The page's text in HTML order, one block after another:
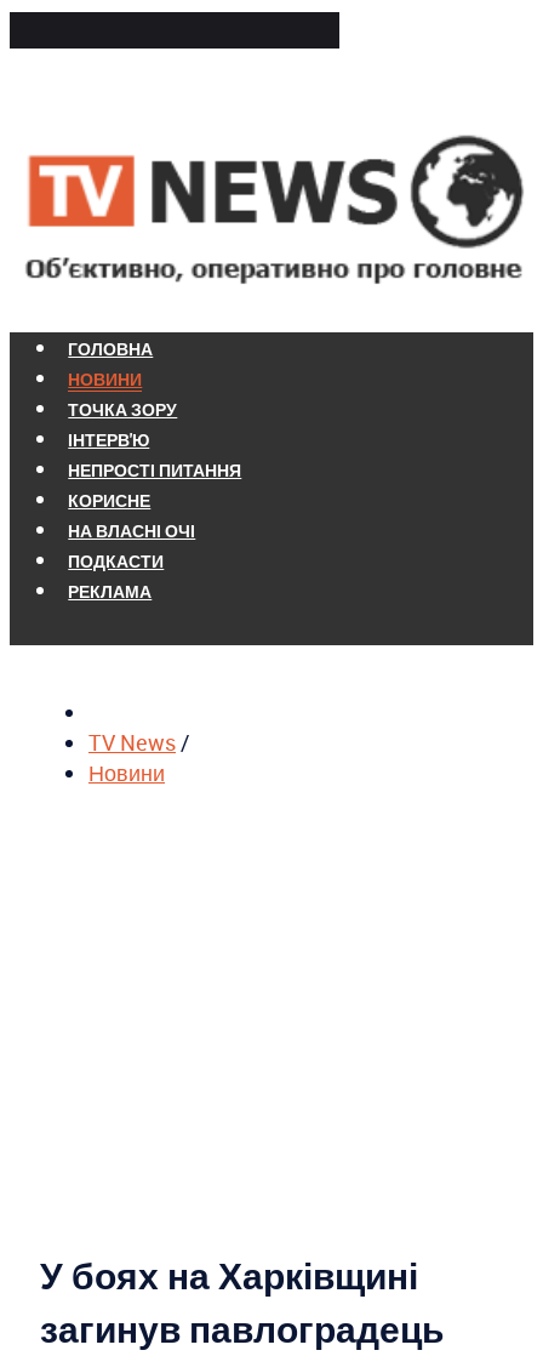
ГОЛОВНА
НОВИНИ
ТОЧКА ЗОРУ
ІНТЕРВ'Ю
НЕПРОСТІ ПИТАННЯ
КОРИСНЕ
НА ВЛАСНІ ОЧІ
ПОДКАСТИ
РЕКЛАМА
TV News/
Новини
У боях на Харківщині
загинув павлоградець